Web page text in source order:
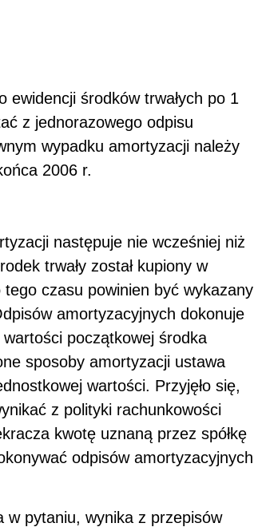
ewidencji środków trwałych po 1
z jednorazowego odpisu
wypadku amortyzacji należy
2006 r.
następuje nie wcześniej niż
trwały został kupiony w
czasu powinien być wykazany
amortyzacyjnych dokonuje
początkowej środka
sposoby amortyzacji ustawa
wartości. Przyjęło się,
z polityki rachunkowości
kwotę uznaną przez spółkę
odpisów amortyzacyjnych
pytaniu, wynika z przepisów